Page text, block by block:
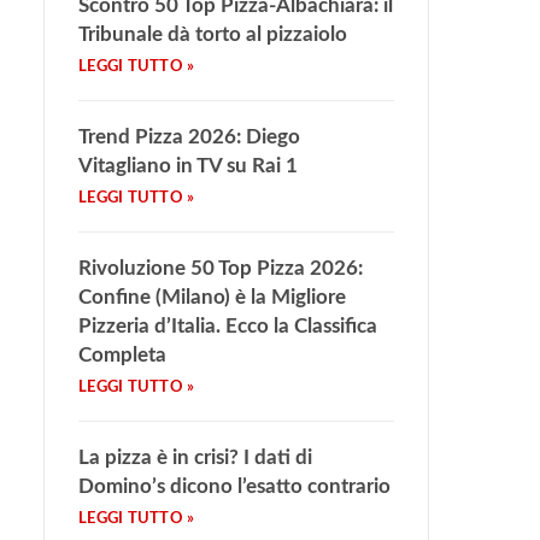
Scontro 50 Top Pizza-Albachiara: il
Tribunale dà torto al pizzaiolo
Trend Pizza 2026: Diego
Vitagliano in TV su Rai 1
Rivoluzione 50 Top Pizza 2026:
Confine (Milano) è la Migliore
Pizzeria d’Italia. Ecco la Classifica
Completa
La pizza è in crisi? I dati di
Domino’s dicono l’esatto contrario